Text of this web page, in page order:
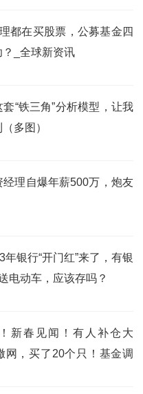
都在买股票，公募基金四
_全球新资讯
“铁三角”分析模型，让我
多图）
经理自爆年薪500万，炮友
银行“开门红”来了，有银
电动车，应该存吗？
新春见闻！有人补仓大
网，买了20个只！基金调